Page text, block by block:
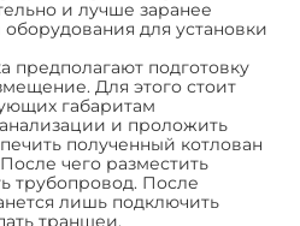
и лучше заранее
для установки
предполагают подготовку
Для этого стоит
габаритам
и проложить
полученный котлован
чего разместить
трубопровод. После
лишь подключить
траншеи.